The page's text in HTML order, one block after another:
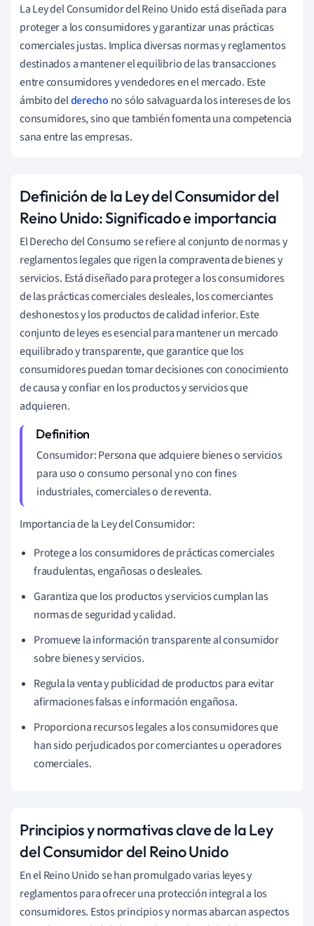
La Ley del Consumidor del Reino Unido está diseñada para
proteger a los consumidores y garantizar unas prácticas
comerciales justas. Implica diversas normas y reglamentos
destinados a mantener el equilibrio de las transacciones
entre consumidores y vendedores en el mercado. Este
ámbito delderecho no sólo salvaguarda los intereses de los
consumidores, sino que también fomenta una competencia
sana entre las empresas.
Definición de la Ley del Consumidor del
Reino Unido: Significado e importancia
El Derecho del Consumo se refiere al conjunto de normas y
reglamentos legales que rigen la compraventa de bienes y
servicios. Está diseñado para proteger a los consumidores
de las prácticas comerciales desleales, los comerciantes
deshonestos y los productos de calidad inferior. Este
conjunto de leyes es esencial para mantener un mercado
equilibrado y transparente, que garantice que los
consumidores puedan tomar decisiones con conocimiento
de causa y confiar en los productos y servicios que
adquieren.
Consumidor: Persona que adquiere bienes o servicios
para uso o consumo personal y no con fines
industriales, comerciales o de reventa.
Importancia de la Ley del Consumidor:
Protege a los consumidores de prácticas comerciales
fraudulentas, engañosas o desleales.
Garantiza que los productos y servicios cumplan las
normas de seguridad y calidad.
Promueve la información transparente al consumidor
sobre bienes y servicios.
Regula la venta y publicidad de productos para evitar
afirmaciones falsas e información engañosa.
Proporciona recursos legales a los consumidores que
han sido perjudicados por comerciantes u operadores
comerciales.
Principios y normativas clave de la Ley
del Consumidor del Reino Unido
En el Reino Unido se han promulgado varias leyes y
reglamentos para ofrecer una protección integral a los
consumidores. Estos principios y normas abarcan aspectos